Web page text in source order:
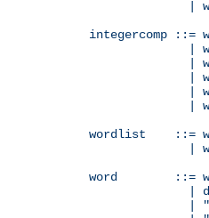
|
integercomp ::=
|
|
|
|
|
wordlist    ::=
|
word        ::=
|
              | "